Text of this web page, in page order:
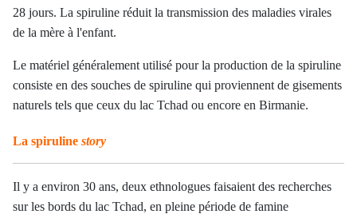
28 jours. La spiruline réduit la transmission des maladies virales
de la mère à l'enfant.
Le matériel généralement utilisé pour la production de la spiruline
consiste en des souches de spiruline qui proviennent de gisements
naturels tels que ceux du lac Tchad ou encore en Birmanie.
La spiruline story
Il y a environ 30 ans, deux ethnologues faisaient des recherches
sur les bords du lac Tchad, en pleine période de famine